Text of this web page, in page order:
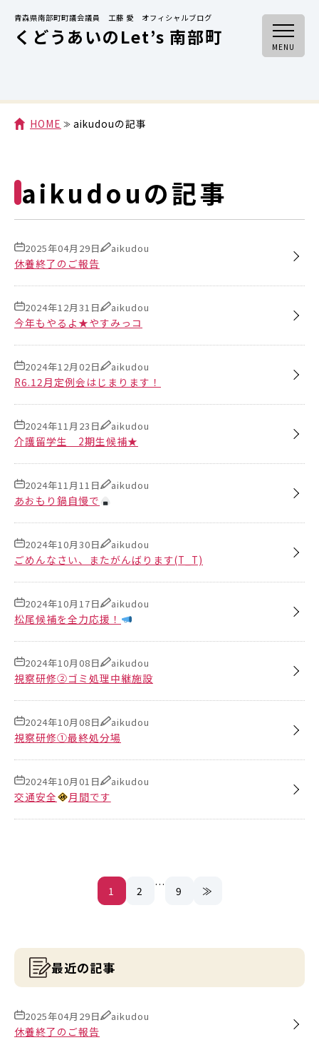
青森県南部町町議会議員 工藤 愛 オフィシャルブログ
くどうあいのLet’s 南部町 MENU
HOME aikudouの記事
aikudouの記事
休養終了のご報告
2025年04月29日 aikudou
今年もやるよ★やすみっコ
2024年12月31日 aikudou
R6.12月定例会はじまります！
2024年12月02日 aikudou
介護留学生 2期生候補★
2024年11月23日 aikudou
あおもり鍋自慢で
2024年11月11日 aikudou
ごめんなさい、またがんばります(T_T)
2024年10月30日 aikudou
松尾候補を全力応援！
2024年10月17日 aikudou
視察研修②ゴミ処理中継施設
2024年10月08日 aikudou
視察研修①最終処分場
2024年10月08日 aikudou
交通安全 月間です
2024年10月01日 aikudou
1 2 … 9 ≫
最近の記事
休養終了のご報告
2025年04月29日 aikudou